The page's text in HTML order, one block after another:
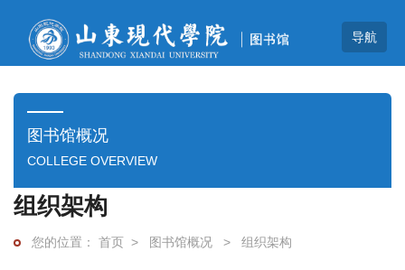
图书馆概况
COLLEGE OVERVIEW
组织架构
首页 > 图书馆概况 > 组织架构